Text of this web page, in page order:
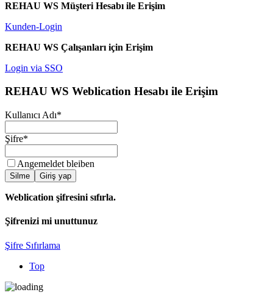
REHAU WS Müşteri Hesabı ile Erişim
Kunden-Login
REHAU WS Çalışanları için Erişim
Login via SSO
REHAU WS Weblication Hesabı ile Erişim
Kullanıcı Adı*
Şifre*
Angemeldet bleiben
Silme Giriş yap
Weblication şifresini sıfırla.
Şifrenizi mi unuttunuz
Şifre Sıfırlama
Top